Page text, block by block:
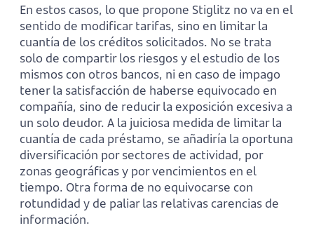
En estos casos, lo que propone Stiglitz no va en el
sentido de modificar tarifas, sino en limitar la
cuantía de los créditos solicitados. No se trata
solo de compartir los riesgos y el estudio de los
mismos con otros bancos, ni en caso de impago
tener la satisfacción de haberse equivocado en
compañía, sino de reducir la exposición excesiva a
un solo deudor. A la juiciosa medida de limitar la
cuantía de cada préstamo, se añadiría la oportuna
diversificación por sectores de actividad, por
zonas geográficas y por vencimientos en el
tiempo. Otra forma de no equivocarse con
rotundidad y de paliar las relativas carencias de
información.